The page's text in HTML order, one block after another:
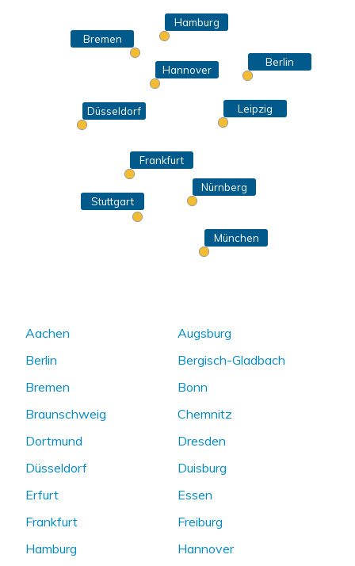
Hamburg
Bremen
Hannover
Berlin
München
Leipzig
Stuttgart
Frankfurt
Nürnberg
Düsseldorf
Aachen
Augsburg
Berlin
Bergisch-Gladbach
Bremen
Bonn
Braunschweig
Chemnitz
Dortmund
Dresden
Düsseldorf
Duisburg
Erfurt
Essen
Frankfurt
Freiburg
Hamburg
Hannover